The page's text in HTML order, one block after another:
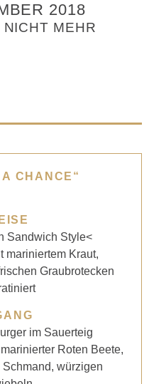
2018
MEHR
CHANCE“
Sandwich Style<
mariniertem Kraut,
Graubrotecken
im Sauerteig
Roten Beete,
würzigen